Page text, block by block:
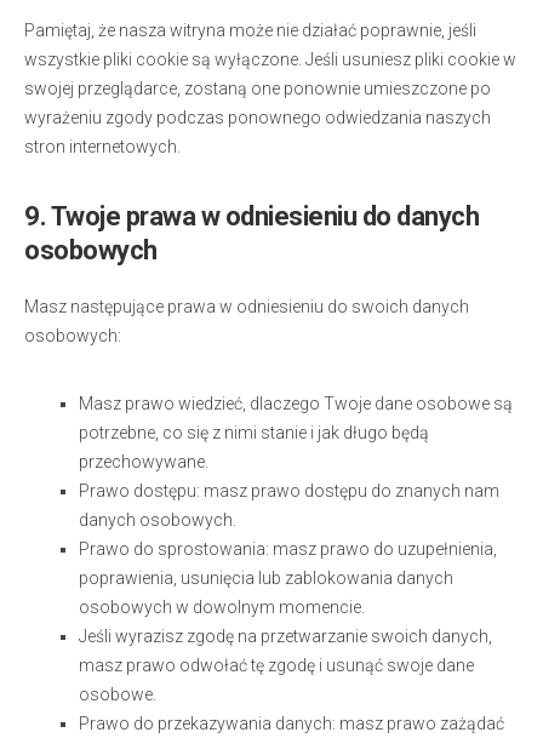
Pamiętaj, że nasza witryna może nie działać poprawnie, jeśli
wszystkie pliki cookie są wyłączone. Jeśli usuniesz pliki cookie w
swojej przeglądarce, zostaną one ponownie umieszczone po
wyrażeniu zgody podczas ponownego odwiedzania naszych
stron internetowych.
9. Twoje prawa w odniesieniu do danych
osobowych
Masz następujące prawa w odniesieniu do swoich danych
osobowych:
Masz prawo wiedzieć, dlaczego Twoje dane osobowe są
potrzebne, co się z nimi stanie i jak długo będą
przechowywane.
Prawo dostępu: masz prawo dostępu do znanych nam
danych osobowych.
Prawo do sprostowania: masz prawo do uzupełnienia,
poprawienia, usunięcia lub zablokowania danych
osobowych w dowolnym momencie.
Jeśli wyrazisz zgodę na przetwarzanie swoich danych,
masz prawo odwołać tę zgodę i usunąć swoje dane
osobowe.
Prawo do przekazywania danych: masz prawo zażądać